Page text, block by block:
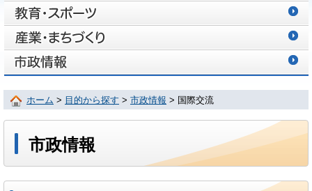
ホーム > 目的から探す > 市政情報 > 国際交流
市政情報